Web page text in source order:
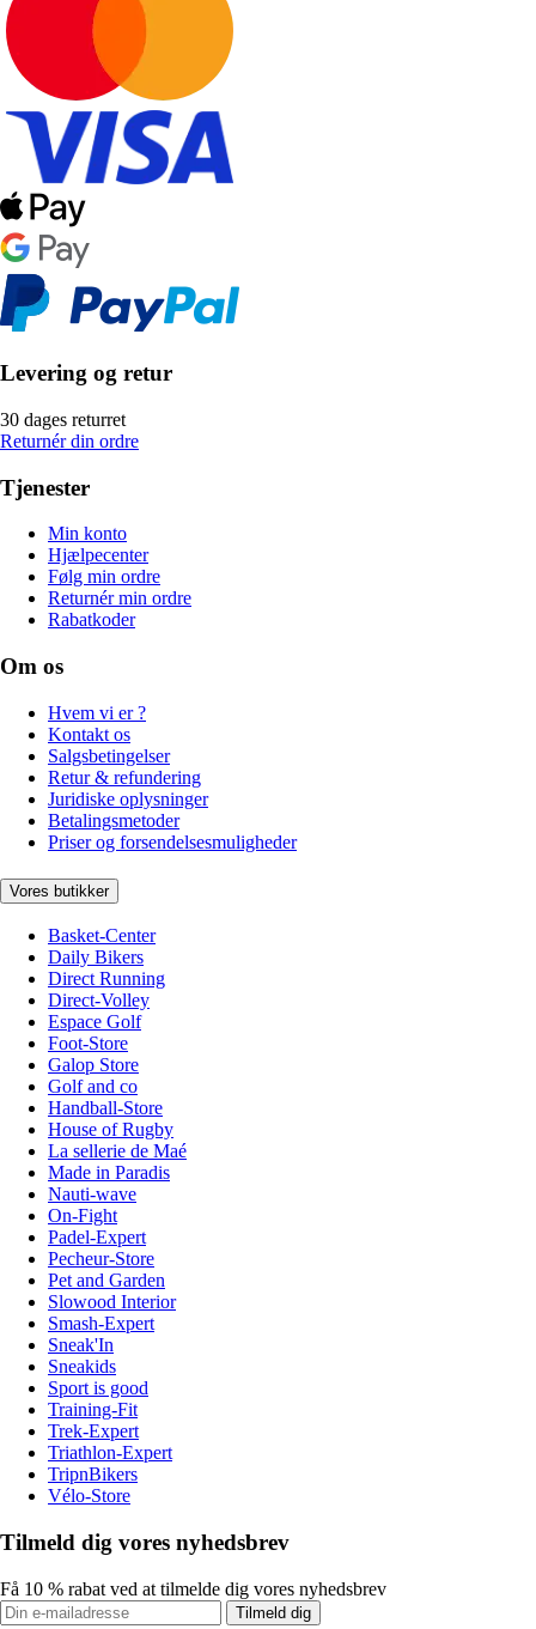
Levering og retur
30 dages returret
Returnér din ordre
Tjenester
Min konto
Hjælpecenter
Følg min ordre
Returnér min ordre
Rabatkoder
Om os
Hvem vi er ?
Kontakt os
Salgsbetingelser
Retur & refundering
Juridiske oplysninger
Betalingsmetoder
Priser og forsendelsesmuligheder
Vores butikker
Basket-Center
Daily Bikers
Direct Running
Direct-Volley
Espace Golf
Foot-Store
Galop Store
Golf and co
Handball-Store
House of Rugby
La sellerie de Maé
Made in Paradis
Nauti-wave
On-Fight
Padel-Expert
Pecheur-Store
Pet and Garden
Slowood Interior
Smash-Expert
Sneak'In
Sneakids
Sport is good
Training-Fit
Trek-Expert
Triathlon-Expert
TripnBikers
Vélo-Store
Tilmeld dig vores nyhedsbrev
Få 10 % rabat ved at tilmelde dig vores nyhedsbrev
Tilmeld dig